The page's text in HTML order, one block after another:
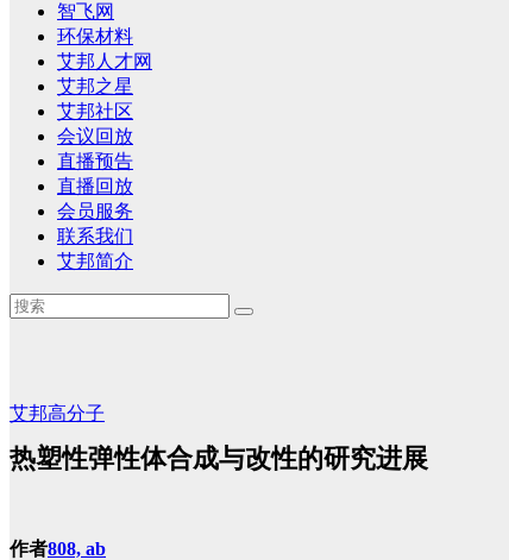
智飞网
环保材料
艾邦人才网
艾邦之星
艾邦社区
会议回放
直播预告
直播回放
会员服务
联系我们
艾邦简介
艾邦高分子
热塑性弹性体合成与改性的研究进展
作者808, ab